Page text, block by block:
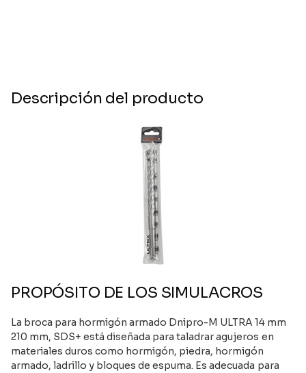
Descripción del producto
PROPÓSITO DE LOS SIMULACROS
La broca para hormigón armado Dnipro-M ULTRA 14 mm
210 mm, SDS+ está diseñada para taladrar agujeros en
materiales duros como hormigón, piedra, hormigón
armado, ladrillo y bloques de espuma. Es adecuada para